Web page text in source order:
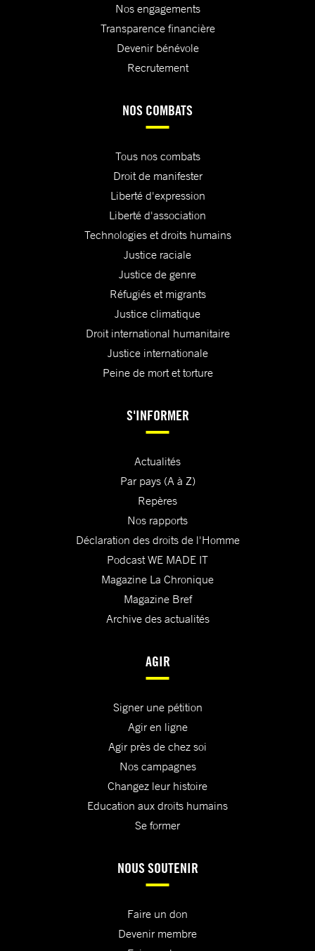
Nos engagements
Transparence financière
Devenir bénévole
Recrutement
NOS COMBATS
Tous nos combats
Droit de manifester
Liberté d'expression
Liberté d'association
Technologies et droits humains
Justice raciale
Justice de genre
Réfugiés et migrants
Justice climatique
Droit international humanitaire
Justice internationale
Peine de mort et torture
S'INFORMER
Actualités
Par pays (A à Z)
Repères
Nos rapports
Déclaration des droits de l'Homme
Podcast WE MADE IT
Magazine La Chronique
Magazine Bref
Archive des actualités
AGIR
Signer une pétition
Agir en ligne
Agir près de chez soi
Nos campagnes
Changez leur histoire
Education aux droits humains
Se former
NOUS SOUTENIR
Faire un don
Devenir membre